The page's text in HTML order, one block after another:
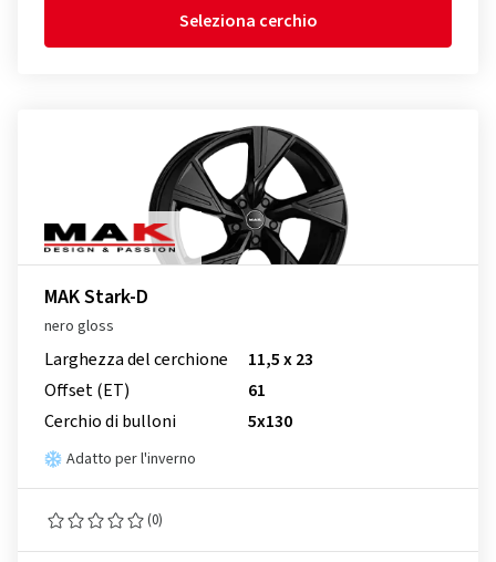
Seleziona cerchio
MAK Stark-D
nero gloss
Larghezza del cerchione
11,5 x 23
Offset (ET)
61
Cerchio di bulloni
5x130
Adatto per l'inverno
(0)